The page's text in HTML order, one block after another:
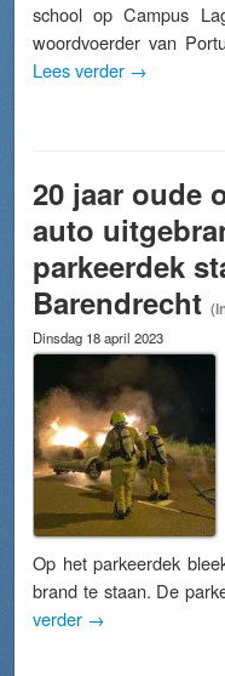
school op Campus
woordvoerder van
Lees verder →
20 jaar oude
auto
parkeerdek
Barendrecht
Dinsdag 18 april 2023
Op het parkeerdek
brand te staan. De
verder →